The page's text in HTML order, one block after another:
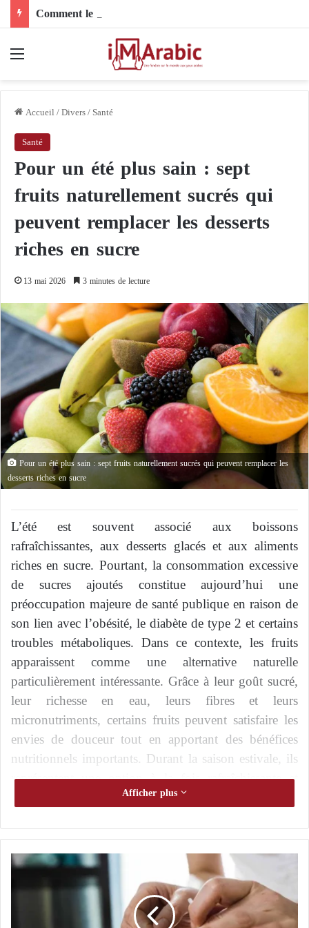
Accueil/Divers/Santé
Santé
Pour un été plus sain : sept
fruits naturellement sucrés qui
peuvent remplacer les desserts
riches en sucre
13 mai 2026 3 minutes de lecture
Pour un été plus sain : sept fruits naturellement sucrés qui peuvent remplacer les
desserts riches en sucre
L’été est souvent associé aux boissons
rafraîchissantes, aux desserts glacés et aux aliments
riches en sucre. Pourtant, la consommation excessive
de sucres ajoutés constitue aujourd’hui une
préoccupation majeure de santé publique en raison de
son lien avec l’obésité, le diabète de type 2 et certains
troubles métaboliques. Dans ce contexte, les fruits
apparaissent comme une alternative naturelle
particulièrement intéressante. Grâce à leur goût sucré,
leur richesse en eau, leurs fibres et leurs
micronutriments, certains fruits peuvent satisfaire les
envies de douceur tout en apportant des bénéfices
nutritionnels importants. Durant la saison estivale, ils
représentent une option à la fois rafraîchissante et
favorable à l’équilibre alimentaire.
Pourquoi le corps recherche-t-il les saveurs sucrées ?
Le goût sucré est naturellement associé à une source
rapide d’énergie. Depuis des siècles, le cerveau
humain développe une attirance particulière pour les
Afficher plus
L